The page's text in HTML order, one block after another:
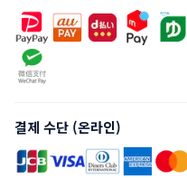
결제 수단 (온라인)